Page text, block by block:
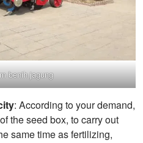
benih jagung
: According to your demand,
the seed box, to carry out
same time as fertilizing,